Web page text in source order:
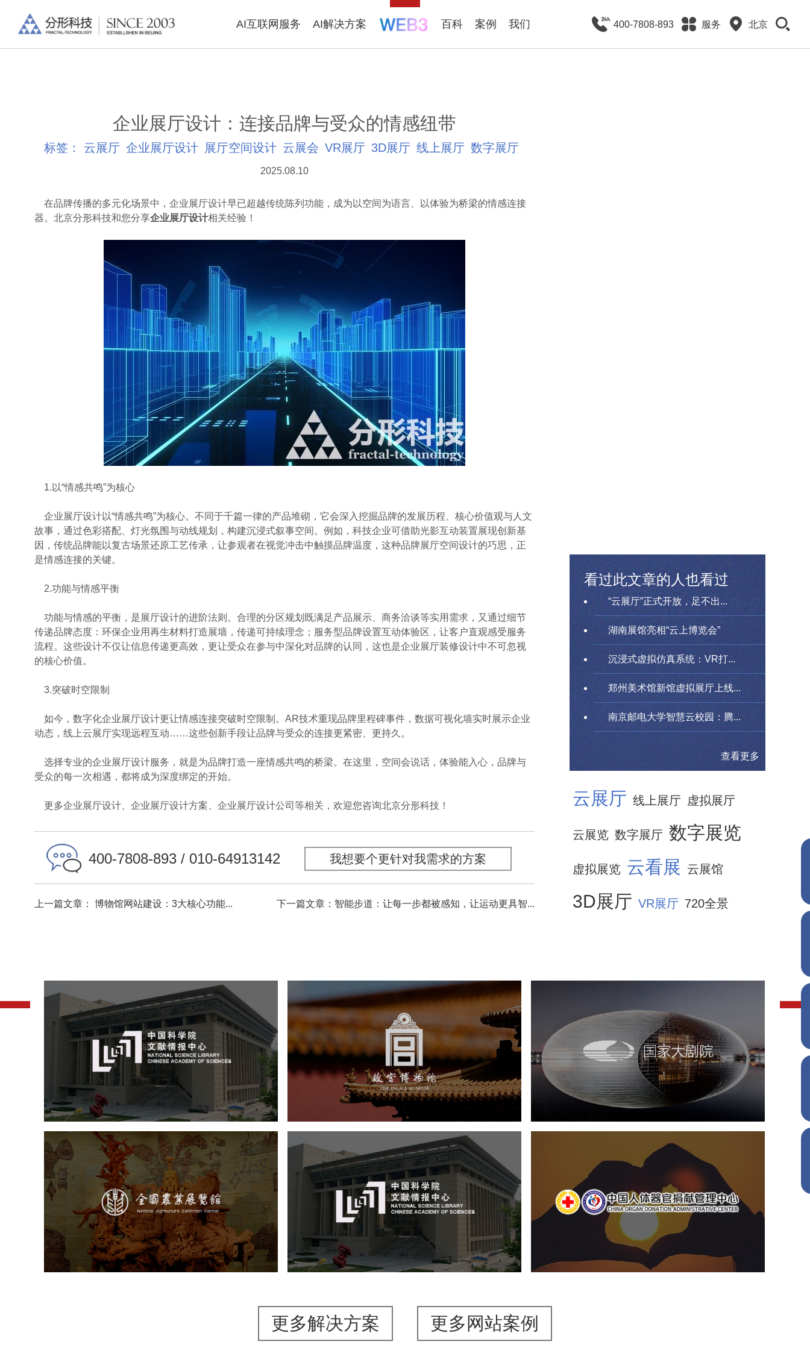
AI互联网服务 AI解决方案 百科 案例 我们 400-7808-893 服务 北京
企业展厅设计：连接品牌与受众的情感纽带
标签： 云展厅 企业展厅设计 展厅空间设计 云展会 VR展厅 3D展厅 线上展厅 数字展厅
2025.08.10
在品牌传播的多元化场景中，企业展厅设计早已超越传统陈列功能，成为以空间为语言、以体验为桥梁的情感连接
器。北京分形科技和您分享企业展厅设计相关经验！
1.以“情感共鸣”为核心
企业展厅设计以“情感共鸣”为核心。不同于千篇一律的产品堆砌，它会深入挖掘品牌的发展历程、核心价值观与人文
故事，通过色彩搭配、灯光氛围与动线规划，构建沉浸式叙事空间。例如，科技企业可借助光影互动装置展现创新基
因，传统品牌能以复古场景还原工艺传承，让参观者在视觉冲击中触摸品牌温度，这种品牌展厅空间设计的巧思，正
是情感连接的关键。
2.功能与情感平衡
功能与情感的平衡，是展厅设计的进阶法则。合理的分区规划既满足产品展示、商务洽谈等实用需求，又通过细节
传递品牌态度：环保企业用再生材料打造展墙，传递可持续理念；服务型品牌设置互动体验区，让客户直观感受服务
流程。这些设计不仅让信息传递更高效，更让受众在参与中深化对品牌的认同，这也是企业展厅装修设计中不可忽视
的核心价值。
3.突破时空限制
如今，数字化企业展厅设计更让情感连接突破时空限制。AR技术重现品牌里程碑事件，数据可视化墙实时展示企业
动态，线上云展厅实现远程互动……这些创新手段让品牌与受众的连接更紧密、更持久。
选择专业的企业展厅设计服务，就是为品牌打造一座情感共鸣的桥梁。在这里，空间会说话，体验能入心，品牌与
受众的每一次相遇，都将成为深度绑定的开始。
更多企业展厅设计、企业展厅设计方案、企业展厅设计公司等相关，欢迎您咨询北京分形科技！
400-7808-893 / 010-64913142 我想要个更针对我需求的方案
上一篇文章： 博物馆网站建设：3大核心功能... 下一篇文章：智能步道：让每一步都被感知，让运动更具智...
看过此文章的人也看过
“云展厅”正式开放，足不出...
湖南展馆亮相“云上博览会”
沉浸式虚拟仿真系统：VR打...
郑州美术馆新馆虚拟展厅上线...
南京邮电大学智慧云校园：腾...
查看更多
云展厅 线上展厅 虚拟展厅
云展览 数字展厅 数字展览
虚拟展览 云看展 云展馆
3D展厅 VR展厅 720全景
中国科学院文献情报中心
机构组织 网站建设
虚拟展厅
博物馆展厅设计
数字博物馆建设
展厅空间设计
北京展厅设计
产品展厅设计
企业展厅设计
公司展厅设计
故宫博物院
文化艺术 博物馆
智慧博物馆
博物馆网站建设
景区网站建设
文创商城
万能专题
网站代运营
国家大剧院
文化艺术 剧院 智慧展馆 展馆网站建设
农业展览馆
文化艺术 展馆网站建设
博物馆展厅设计
数字博物馆建设
展厅空间设计
企业展厅设计
公司展厅设计
北京展厅设计 产品展厅设计
中国科学院文献情报中心
机构组织 网站建设
虚拟展厅
博物馆展厅设计
数字博物馆建设
展厅空间设计
北京展厅设计
产品展厅设计
企业展厅设计
公司展厅设计
中国人体器官捐献管理中心
国企 品牌官网
网站设计
更多解决方案 更多网站案例